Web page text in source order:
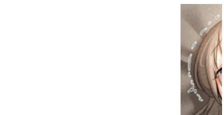
【動画】USJの禁止エリアに子どもたちが続々乱入 → スタッフが注意し